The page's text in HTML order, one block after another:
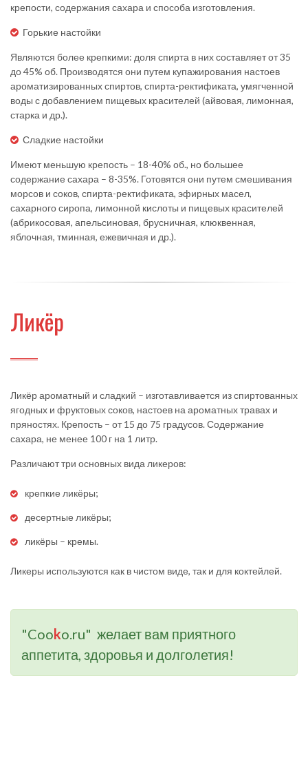
крепости, содержания сахара и способа изготовления.
Горькие настойки
Являются более крепкими: доля спирта в них составляет от 35
до 45% об. Производятся они путем купажирования настоев
ароматизированных спиртов, спирта-ректификата, умягченной
воды с добавлением пищевых красителей (айвовая, лимонная,
старка и др.).
Сладкие настойки
Имеют меньшую крепость – 18-40% об., но большее
содержание сахара – 8-35%. Готовятся они путем смешивания
морсов и соков, спирта-ректификата, эфирных масел,
сахарного сиропа, лимонной кислоты и пищевых красителей
(абрикосовая, апельсиновая, брусничная, клюквенная,
яблочная, тминная, ежевичная и др.).
Ликёр
Ликёр ароматный и сладкий – изготавливается из спиртованных
ягодных и фруктовых соков, настоев на ароматных травах и
пряностях. Крепость – от 15 до 75 градусов. Содержание
сахара, не менее 100 г на 1 литр.
Различают три основных вида ликеров:
крепкие ликёры;
десертные ликёры;
ликёры – кремы.
Ликеры используются как в чистом виде, так и для коктейлей.
"Cooko.ru" желает вам приятного
аппетита, здоровья и долголетия!